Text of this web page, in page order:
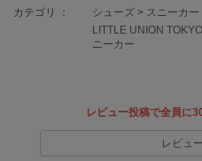
エイミー イストワール
emmi yoga
カテゴリ ： シューズ > スニーカー
LITTLE UNION
ニーカー
レビュー投稿で全員に
レビュ